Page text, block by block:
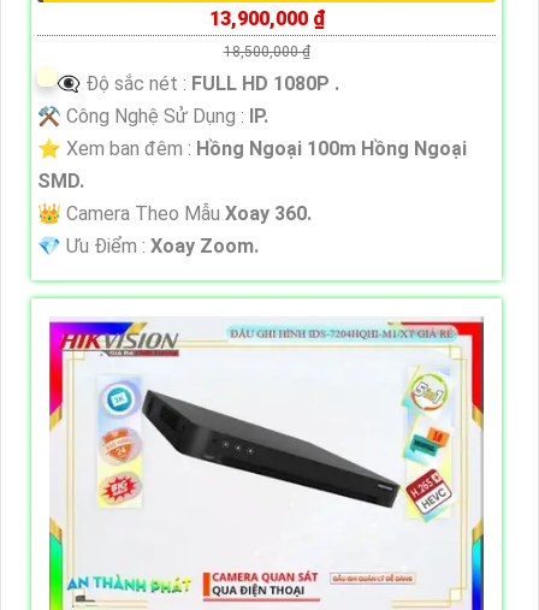
13,900,000 ₫
18,500,000 ₫
👁️‍🗨 Độ sắc nét : FULL HD 1080P .
⚒ Công Nghệ Sử Dụng : IP.
⭐ Xem ban đêm : Hồng Ngoại 100m Hồng Ngoại
SMD.
👑 Camera Theo Mẫu Xoay 360.
️💎 Ưu Điểm : Xoay Zoom.